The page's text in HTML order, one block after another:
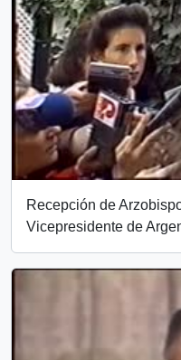
Recepción de
Vicepresidente de